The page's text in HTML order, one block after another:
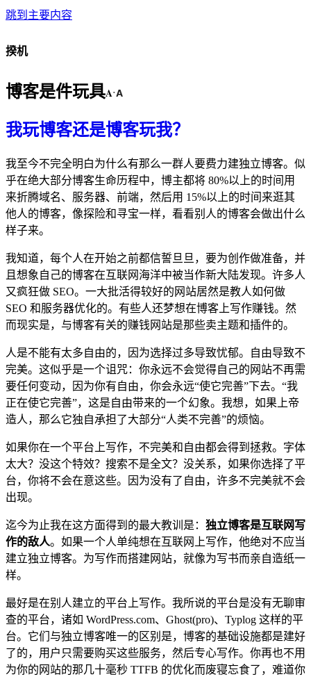
跳到主要内容
揆机
博客是件玩具A·A
我玩博客还是博客玩我？
我至今不完全明白为什么有那么一群人要费力建独立博客。似
乎在绝大部分博客生命历程中，博主都将 80%以上的时间用
来折腾域名、服务器、前端，然后用 15%以上的时间来逛其
他人的博客，像探险和寻宝一样，看看别人的博客会做出什么
样子来。
我知道，每个人在开始之前都信誓旦旦，要为创作做准备，并
且想象自己的博客在互联网海洋中被当作新大陆发现。许多人
又疯狂做 SEO。一大批活得较好的网站居然是教人如何做
SEO 和服务器优化的。有些人还梦想在博客上写作赚钱。然
而现实是，与博客有关的赚钱网站是那些卖主题和插件的。
人是不能有太多自由的，因为选择过多导致忧郁。自由导致不
完美。这似乎是一个诅咒：你永远不会觉得自己的网站不再需
要任何变动，因为你有自由，你会永远“使它完善”下去。“我
正在使它完善”，这是自由带来的一个幻象。我想，如果上帝
造人，那么它独自承担了大部分“人类不完善”的烦恼。
如果你在一个平台上写作，不完美和自由都会得到拯救。字体
太大？没这个特效？搜索不是全文？没关系，如果你选择了平
台，你将不会在意这些。因为没有了自由，许多不完美就不会
出现。
迄今为止我在这方面得到的最大教训是： 独立博客是互联网写
作的敌人。如果一个人单纯想在互联网上写作，他绝对不应当
建立独立博客。为写作而搭建网站，就像为写书而亲自造纸一
样。
最好是在别人建立的平台上写作。我所说的平台是没有无聊审
查的平台，诸如 WordPress.com、Ghost(pro)、Typlog 这样的平
台。它们与独立博客唯一的区别是，博客的基础设施都是建好
了的，用户只需要购买这些服务，然后专心写作。你再也不用
为你的网站的那几十毫秒 TTFB 的优化而废寝忘食了，难道你